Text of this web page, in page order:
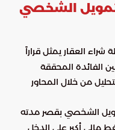
الشخصي
العقار يمثل قراراً
الفائدة المحققة
من خلال المحاور
الشخصي بقصر مدته
مالي أكبر على الدخل